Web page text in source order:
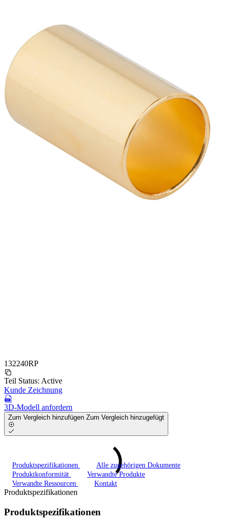
132240RP
Teil Status: Active
Kunde Zeichnung
3D-Modell anfordern
Zum Vergleich hinzufügen Zum Vergleich hinzugefügt
Produktspezifikationen
Alle zugehörigen Dokumente
Produktkonformität
Verwandte Produkte
Verwandte Ressourcen
Kontakt
Produktspezifikationen
Produktspezifikationen